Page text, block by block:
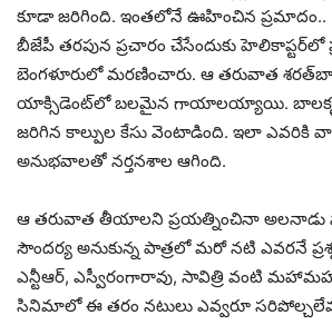
కూడా జ‌రిగింది. ఇంత‌లోనే ఊహించిన ప్ర‌మాదం..
బీజేపీ త‌ర‌పున ప్ర‌చారం చేసేందుకు
బెంగ‌ళూరులో మ‌ర‌ణించారు. ఆ త‌రువాత
యాక్సిడెంట్‌లో బ‌ల‌మైన గాయాల‌య్యాయి.
జ‌రిగిన కాల్పుల కేసు వెంటాడింది. ఇలా ఎవ‌రికి
అనుభ‌వాల‌తో న‌ర్త‌న‌శాల ఆగింది.
ఆ త‌రువాత తీయాల‌ని ప్ర‌య‌త్నించినా అల‌నాడు
సౌంద‌ర్య అనుకున్న పాత్ర‌లో మ‌రో న‌టి ఎవ‌ర‌నే
ఎన్టీఆర్‌, ఎస్వీరంగారావు, సావిత్రి వంటి
సినిమాలో ఈ త‌రం న‌టులు ఎవ్వ‌రూ